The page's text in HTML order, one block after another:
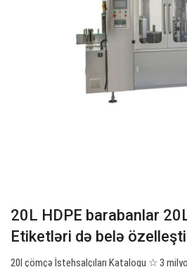
20L HDPE barabanlar
Etiketləri də belə
20l çömçə İstehsalçıları Kataloqu ☆ 3